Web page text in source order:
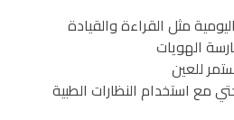
مثل القراءة والقيادة
الهويات
للعين
مع استخدام النظارات الطبية